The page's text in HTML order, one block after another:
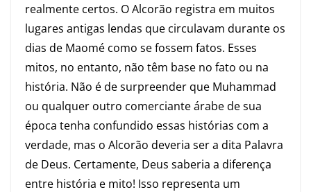
realmente certos. O Alcorão registra em muitos
lugares antigas lendas que circulavam durante os
dias de Maomé como se fossem fatos. Esses
mitos, no entanto, não têm base no fato ou na
história. Não é de surpreender que Muhammad
ou qualquer outro comerciante árabe de sua
época tenha confundido essas histórias com a
verdade, mas o Alcorão deveria ser a dita Palavra
de Deus. Certamente, Deus saberia a diferença
entre história e mito! Isso representa um